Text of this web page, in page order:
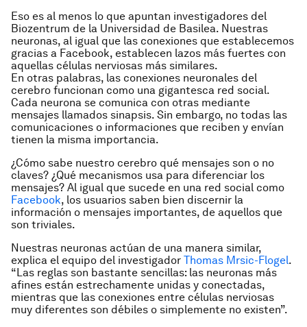
Eso es al menos lo que apuntan investigadores del
Biozentrum de la Universidad de Basilea. Nuestras
neuronas, al igual que las conexiones que establecemos
gracias a Facebook, establecen lazos más fuertes con
aquellas células nerviosas más similares.
En otras palabras, las conexiones neuronales del
cerebro funcionan como una gigantesca red social.
Cada neurona se comunica con otras mediante
mensajes llamados sinapsis. Sin embargo, no todas las
comunicaciones o informaciones que reciben y envían
tienen la misma importancia.
¿Cómo sabe nuestro cerebro qué mensajes son o no
claves? ¿Qué mecanismos usa para diferenciar los
mensajes? Al igual que sucede en una red social como
Facebook, los usuarios saben bien discernir la
información o mensajes importantes, de aquellos que
son triviales.
Nuestras neuronas actúan de una manera similar,
explica el equipo del investigador Thomas Mrsic-Flogel.
“Las reglas son bastante sencillas: las neuronas más
afines están estrechamente unidas y conectadas,
mientras que las conexiones entre células nerviosas
muy diferentes son débiles o simplemente no existen”.